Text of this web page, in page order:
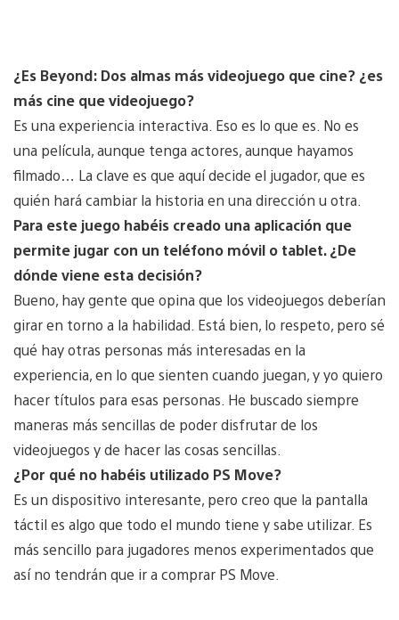
¿Es Beyond: Dos almas más videojuego que cine? ¿es
más cine que videojuego?
Es una experiencia interactiva. Eso es lo que es. No es
una película, aunque tenga actores, aunque hayamos
filmado… La clave es que aquí decide el jugador, que es
quién hará cambiar la historia en una dirección u otra.
Para este juego habéis creado una aplicación que
permite jugar con un teléfono móvil o tablet. ¿De
dónde viene esta decisión?
Bueno, hay gente que opina que los videojuegos deberían
girar en torno a la habilidad. Está bien, lo respeto, pero sé
qué hay otras personas más interesadas en la
experiencia, en lo que sienten cuando juegan, y yo quiero
hacer títulos para esas personas. He buscado siempre
maneras más sencillas de poder disfrutar de los
videojuegos y de hacer las cosas sencillas.
¿Por qué no habéis utilizado PS Move?
Es un dispositivo interesante, pero creo que la pantalla
táctil es algo que todo el mundo tiene y sabe utilizar. Es
más sencillo para jugadores menos experimentados que
así no tendrán que ir a comprar PS Move.